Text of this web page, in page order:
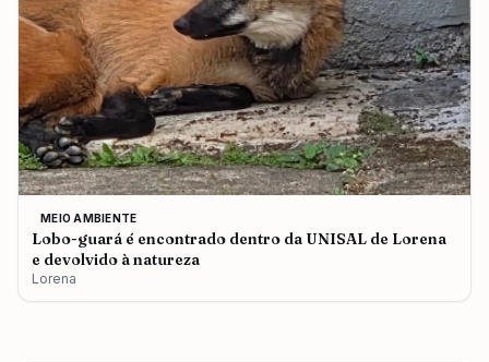
MEIO AMBIENTE
Lobo-guará é encontrado dentro da UNISAL de Lorena
e devolvido à natureza
Lorena